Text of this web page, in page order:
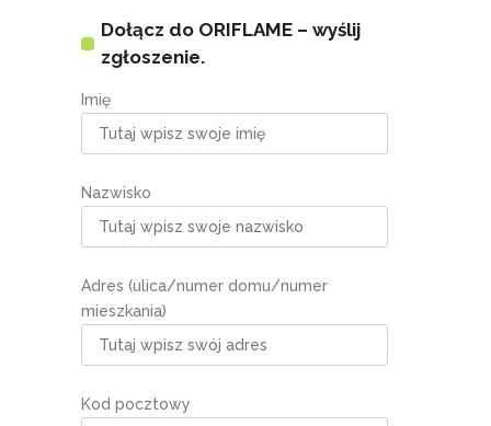
Dołącz do ORIFLAME – wyślij
zgłoszenie.
Imię
Nazwisko
Adres (ulica/numer domu/numer
mieszkania)
Kod pocztowy